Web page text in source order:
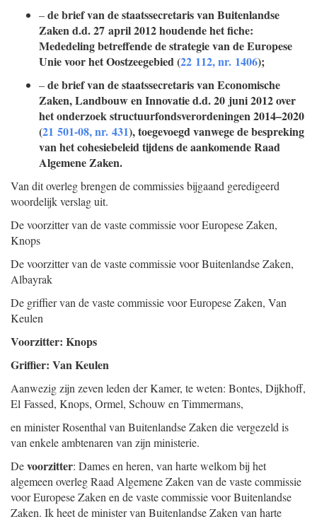
–de brief van de staatssecretaris van Buitenlandse
Zaken d.d. 27 april 2012 houdende het fiche:
Mededeling betreffende de strategie van de Europese
Unie voor het Oostzeegebied (22 112, nr. 1406);
–de brief van de staatssecretaris van Economische
Zaken, Landbouw en Innovatie d.d. 20 juni 2012 over
het onderzoek structuurfondsverordeningen 2014–2020
(21 501-08, nr. 431), toegevoegd vanwege de bespreking
van het cohesiebeleid tijdens de aankomende Raad
Algemene Zaken.
Van dit overleg brengen de commissies bijgaand geredigeerd
woordelijk verslag uit.
De voorzitter van de vaste commissie voor Europese Zaken,
Knops
De voorzitter van de vaste commissie voor Buitenlandse Zaken,
Albayrak
De griffier van de vaste commissie voor Europese Zaken, Van
Keulen
Voorzitter: Knops
Griffier: Van Keulen
Aanwezig zijn zeven leden der Kamer, te weten: Bontes, Dijkhoff,
El Fassed, Knops, Ormel, Schouw en Timmermans,
en minister Rosenthal van Buitenlandse Zaken die vergezeld is
van enkele ambtenaren van zijn ministerie.
Devoorzitter: Dames en heren, van harte welkom bij het
algemeen overleg Raad Algemene Zaken van de vaste commissie
voor Europese Zaken en de vaste commissie voor Buitenlandse
Zaken. Ik heet de minister van Buitenlandse Zaken van harte